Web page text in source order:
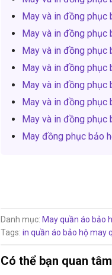
May và in đồng phục
May và in đồng phục
May và in đồng phục
May và in đồng phục
May và in đồng phục
May và in đồng phục
May và in đồng phục
May đồng phục bảo
Danh mục: May quần áo bảo
Tags: in quần áo bảo hộmay
Có thể bạn quan